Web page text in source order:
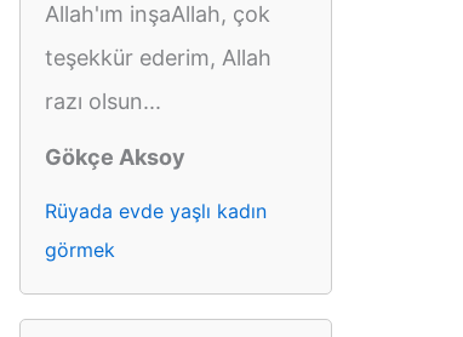
Allah'ım inşaAllah, çok
teşekkür ederim, Allah
razı olsun...
Gökçe Aksoy
Rüyada evde yaşlı kadın
görmek